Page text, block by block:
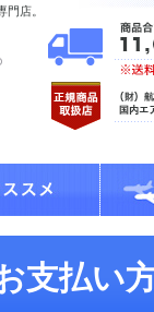
店。
支払い